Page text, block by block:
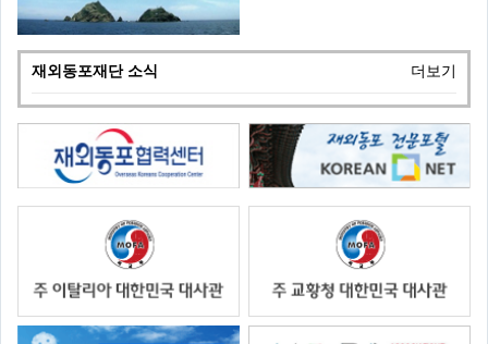
재외동포재단 소식 더보기